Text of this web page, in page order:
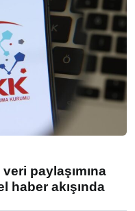
paylaşımına
haber akışında